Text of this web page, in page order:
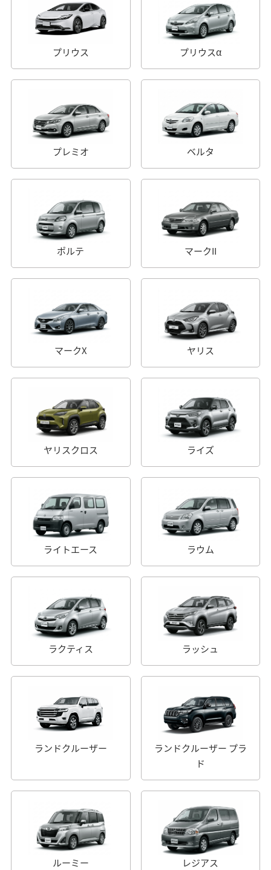
プリウス プリウスα
プレミオ ベルタ
ポルテ マークII
マークX ヤリス
ヤリスクロス ライズ
ライトエース ラウム
ラクティス ラッシュ
ランドクルーザー
ランドクルーザー プラ
ド
ルーミー レジアス